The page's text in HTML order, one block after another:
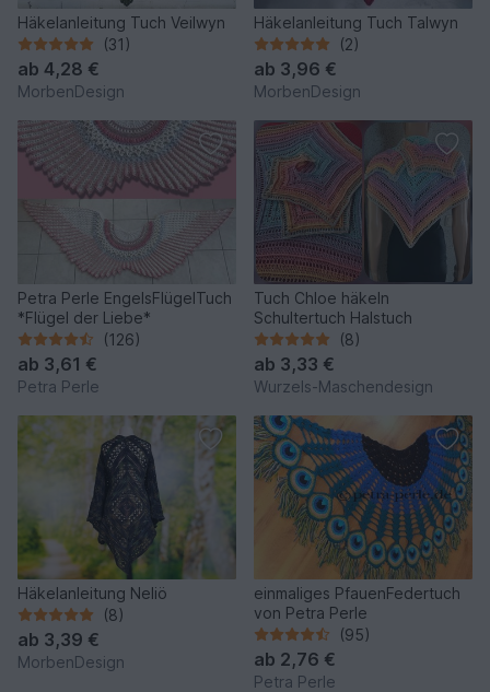
Häkelanleitung Tuch Veilwyn
(31)
ab 4,28 €
MorbenDesign
Häkelanleitung Tuch Talwyn
(2)
ab 3,96 €
MorbenDesign
Petra Perle EngelsFlügelTuch
*Flügel der Liebe*
(126)
ab 3,61 €
Petra Perle
Tuch Chloe häkeln
Schultertuch Halstuch
(8)
ab 3,33 €
Wurzels-Maschendesign
Häkelanleitung Neliö
(8)
ab 3,39 €
MorbenDesign
einmaliges PfauenFedertuch
von Petra Perle
(95)
ab 2,76 €
Petra Perle